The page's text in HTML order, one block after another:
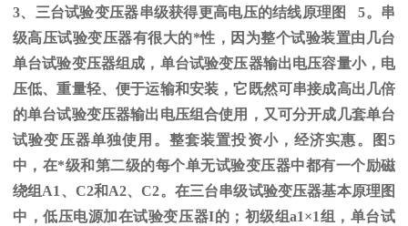
3、三台试验变压器串级获得更高电压的结线原理图5。串
级高压试验变压器有很大的*性，因为整个试验装置由几台
单台试验变压器组成，单台试验变压器输出电压容量小，电
压低、重量轻、便于运输和安装，它既然可串接成高出几倍
的单台试验变压器输出电压组合使用，又可分开成几套单台
试验变压器单独使用。整套装置投资小，经济实惠。图 5
中，在*级和第二级的每个单无试验变压器中都有一个励磁
绕组 A1 、 C2和A2、C2。在三台串级试验变压器基本原理图
中，低压电源加在试验变压器I的；初级组a1×1组，单台试